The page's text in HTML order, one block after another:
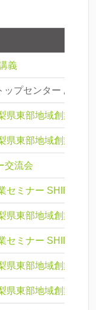
義
ップセンター あた
県東部地域創業ス
県東部地域創業ス
交流会
セミナー SHIBUYA
県東部地域創業ス
セミナー SHIBUYA
県東部地域創業ス
県東部地域創業ス